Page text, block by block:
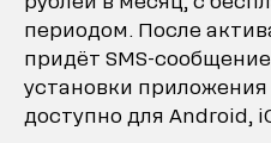
периодом. После
придёт SMS-
установки приложения
доступно для Android,